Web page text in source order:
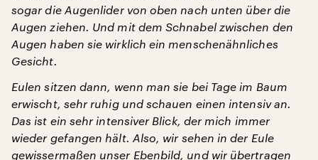
sogar die Augenlider von oben nach unten über die
Augen ziehen. Und mit dem Schnabel zwischen den
Augen haben sie wirklich ein menschenähnliches
Gesicht.
Eulen sitzen dann, wenn man sie bei Tage im Baum
erwischt, sehr ruhig und schauen einen intensiv an.
Das ist ein sehr intensiver Blick, der mich immer
wieder gefangen hält. Also, wir sehen in der Eule
gewissermaßen unser Ebenbild, und wir übertragen